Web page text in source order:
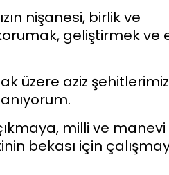
nişanesi, birlik ve
geliştirmek ve
üzere aziz
milli ve manevi
bekası için